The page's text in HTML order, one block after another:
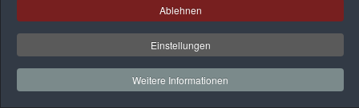
Ablehnen
Einstellungen
Weitere Informationen